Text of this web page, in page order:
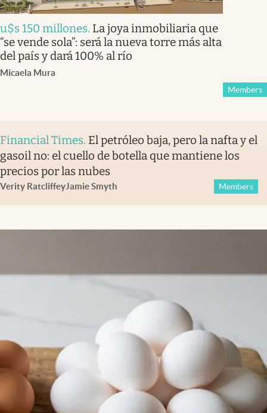
u$s 150 millones. La joya inmobiliaria que
“se vende sola”: será la nueva torre más alta
del país y dará 100% al río
Micaela Mura
Members
Financial Times. El petróleo baja, pero la nafta y el
gasoil no: el cuello de botella que mantiene los
precios por las nubes
Verity RatcliffeyJamie Smyth Members